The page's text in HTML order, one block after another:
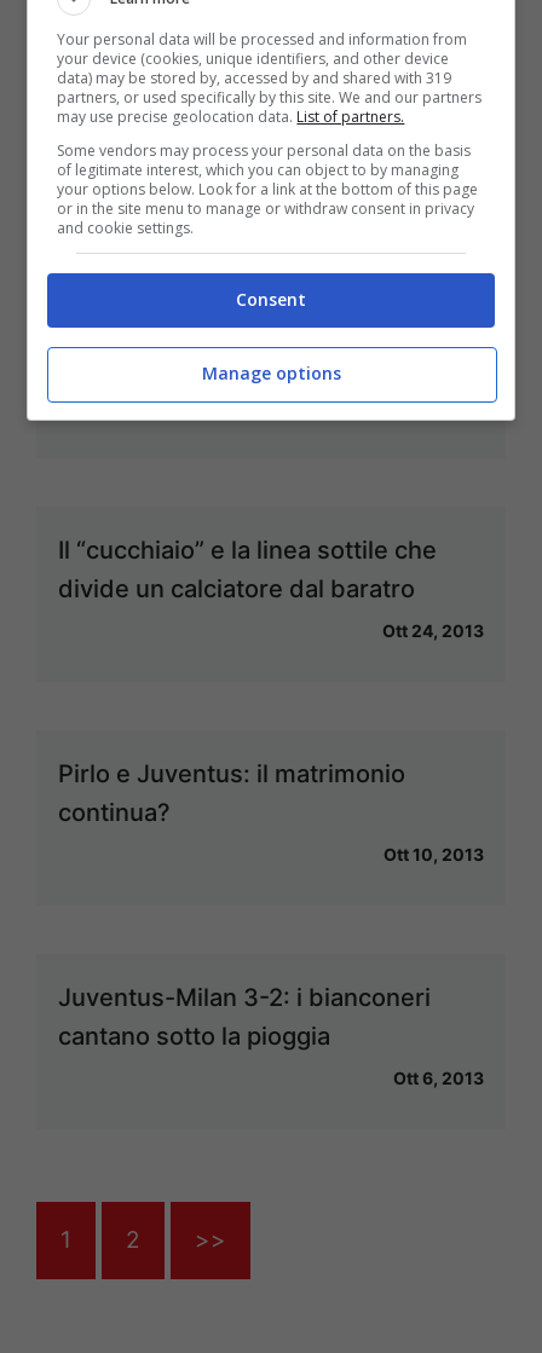
Halloween e sport: il “trick or treat”
dei campioni
Nov 1, 2013
Juve, con il Catania vietato sbagliare
Ott 29, 2013
Il “cucchiaio” e la linea sottile che
divide un calciatore dal baratro
Ott 24, 2013
Pirlo e Juventus: il matrimonio
continua?
Ott 10, 2013
Juventus-Milan 3-2: i bianconeri
cantano sotto la pioggia
Ott 6, 2013
1 2 >>
Your personal data will be processed and information from
your device (cookies, unique identifiers, and other device
data) may be stored by, accessed by and shared with 319
partners, or used specifically by this site. We and our partners
may use precise geolocation data. List of partners.
Some vendors may process your personal data on the basis
of legitimate interest, which you can object to by managing
your options below. Look for a link at the bottom of this page
or in the site menu to manage or withdraw consent in privacy
and cookie settings.
Consent
Manage options